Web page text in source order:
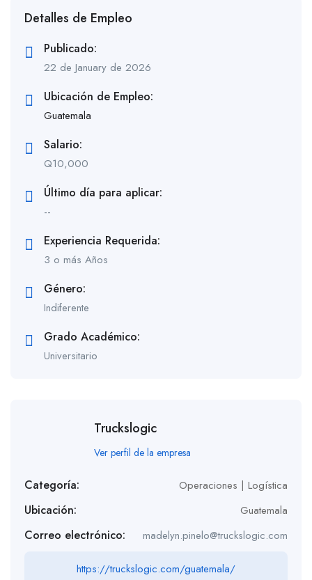
Detalles de Empleo
Publicado:
22 de January de 2026
Ubicación de Empleo:
Guatemala
Salario:
Q10,000
Último día para aplicar:
--
Experiencia Requerida:
3 o más Años
Género:
Indiferente
Grado Académico:
Universitario
Truckslogic
Ver perfil de la empresa
Categoría: Operaciones | Logística
Ubicación: Guatemala
Correo electrónico: madelyn.pinelo@truckslogic.com
https://truckslogic.com/guatemala/